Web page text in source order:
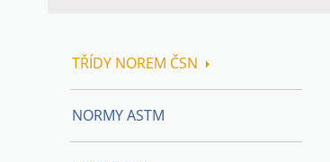
TŘÍDY NOREM ČSN
NORMY ASTM